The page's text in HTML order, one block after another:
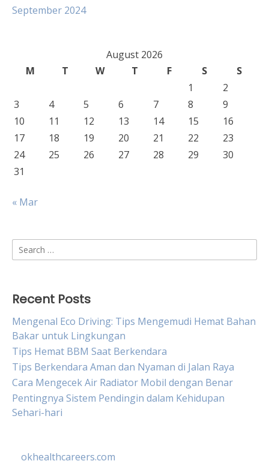
September 2024
August 2026
M
T W T F S
S
1
2
3
4 5 6 7 8
9
10
11 12 13 14 15
16
17
18 19 20 21 22
23
24
25 26 27 28 29
30
31
« Mar
Search
for:
Recent Posts
Mengenal Eco Driving: Tips Mengemudi Hemat Bahan
Bakar untuk Lingkungan
Tips Hemat BBM Saat Berkendara
Tips Berkendara Aman dan Nyaman di Jalan Raya
Cara Mengecek Air Radiator Mobil dengan Benar
Pentingnya Sistem Pendingin dalam Kehidupan
Sehari-hari
okhealthcareers.com